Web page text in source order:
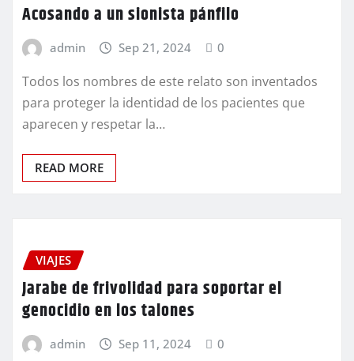
Acosando a un sionista pánfilo
admin Sep 21, 2024 0
Todos los nombres de este relato son inventados
para proteger la identidad de los pacientes que
aparecen y respetar la…
READ MORE
VIAJES
Jarabe de frivolidad para soportar el
genocidio en los talones
admin Sep 11, 2024 0